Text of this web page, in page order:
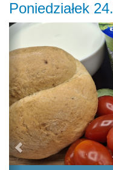
Poniedziałek
Previous